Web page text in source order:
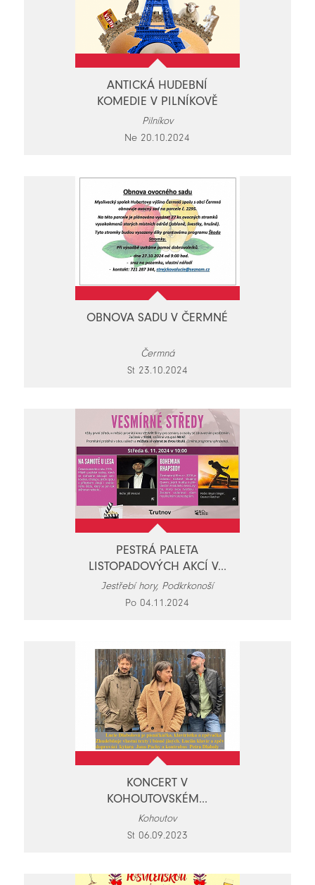
ANTICKÁ HUDEBNÍ
KOMEDIE V PILNÍKOVĚ
Pilníkov
Ne 20.10.2024
OBNOVA SADU V ČERMNÉ
Čermná
St 23.10.2024
PESTRÁ PALETA
LISTOPADOVÝCH AKCÍ V...
Jestřebí hory, Podkrkonoší
Po 04.11.2024
KONCERT V
KOHOUTOVSKÉM...
Kohoutov
St 06.09.2023